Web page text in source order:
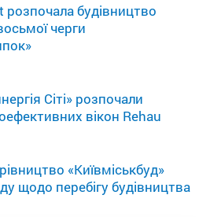
будівництво
черги
Сіті» розпочали
вікон Rehau
«Київміськбуд»
щодо перебігу будівництва